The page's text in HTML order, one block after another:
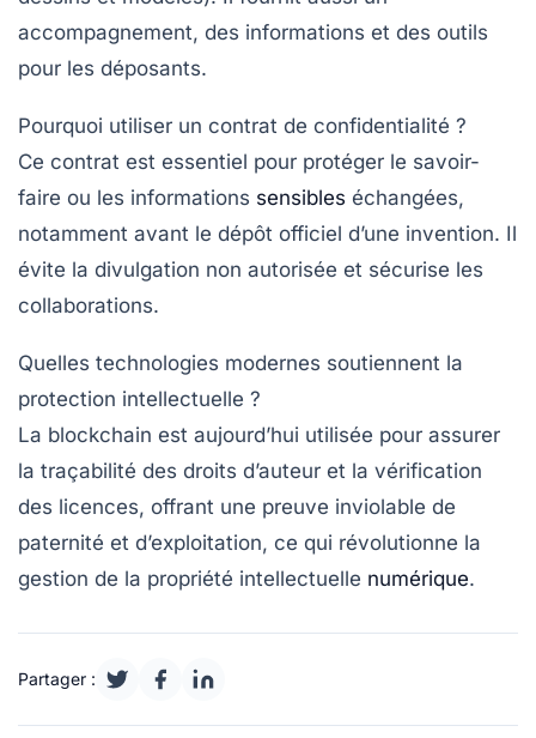
accompagnement, des informations et des outils
pour les déposants.
Pourquoi utiliser un contrat de confidentialité ?
Ce contrat est essentiel pour protéger le savoir-
faire ou les informations sensibles échangées,
notamment avant le dépôt officiel d’une invention. Il
évite la divulgation non autorisée et sécurise les
collaborations.
Quelles technologies modernes soutiennent la
protection intellectuelle ?
La blockchain est aujourd’hui utilisée pour assurer
la traçabilité des droits d’auteur et la vérification
des licences, offrant une preuve inviolable de
paternité et d’exploitation, ce qui révolutionne la
gestion de la propriété intellectuelle numérique.
Partager :